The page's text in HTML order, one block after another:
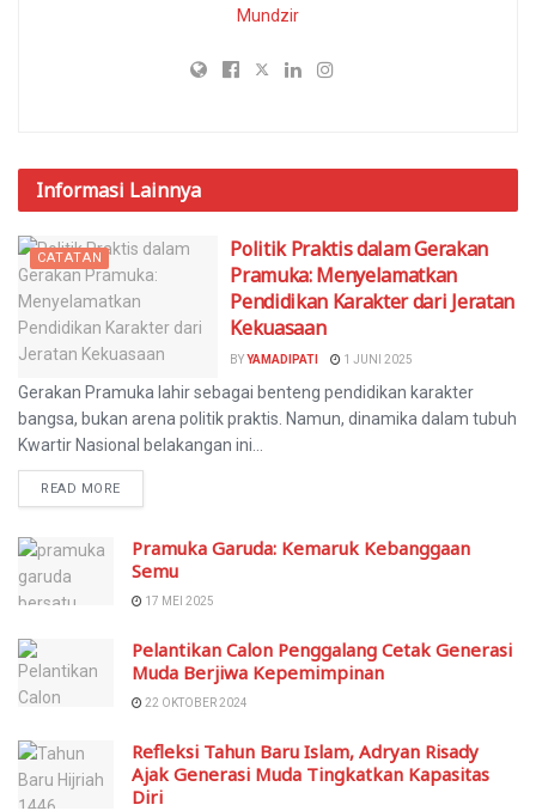
Mundzir
Informasi Lainnya
CATATAN
Politik Praktis dalam Gerakan
Pramuka: Menyelamatkan
Pendidikan Karakter dari Jeratan
Kekuasaan
BYYAMADIPATI 1 JUNI 2025
Gerakan Pramuka lahir sebagai benteng pendidikan karakter
bangsa, bukan arena politik praktis. Namun, dinamika dalam tubuh
Kwartir Nasional belakangan ini...
READ MORE
Pramuka Garuda: Kemaruk Kebanggaan
Semu
17 MEI 2025
Pelantikan Calon Penggalang Cetak Generasi
Muda Berjiwa Kepemimpinan
22 OKTOBER 2024
Refleksi Tahun Baru Islam, Adryan Risady
Ajak Generasi Muda Tingkatkan Kapasitas
Diri